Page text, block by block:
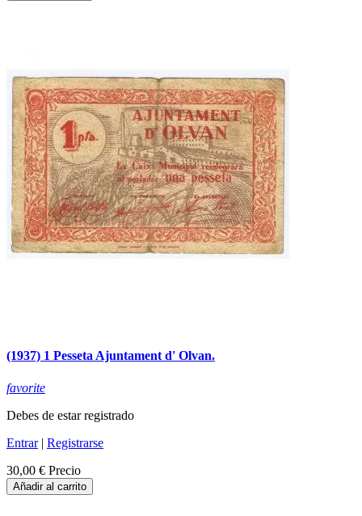
(1937) 1 Pesseta Ajuntament d' Olvan.
favorite
Debes de estar registrado
Entrar| Registrarse
30,00 € Precio
Añadir al carrito